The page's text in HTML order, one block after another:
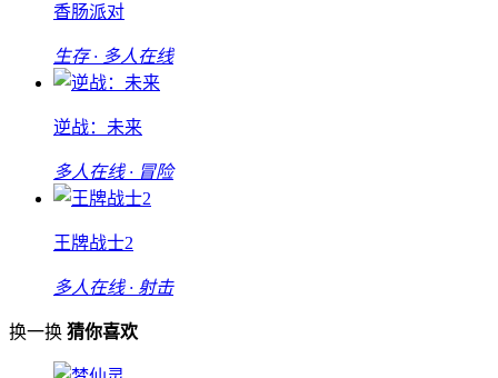
香肠派对
生存 · 多人在线
逆战：未来
多人在线 · 冒险
王牌战士2
多人在线 · 射击
换一换 猜你喜欢